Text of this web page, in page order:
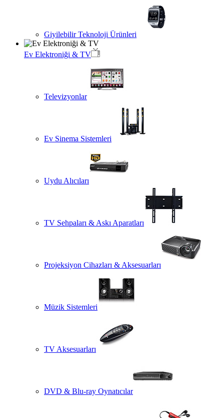
Giyilebilir Teknoloji Ürünleri
Ev Elektroniği & TV
Televizyonlar
Ev Sinema Sistemleri
Uydu Alıcıları
TV Sehpaları & Askı Aparatları
Projeksiyon Cihazları & Aksesuarları
Müzik Sistemleri
TV Aksesuarları
DVD & Blu-ray Oynatıcılar